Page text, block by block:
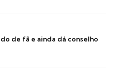
de fã e ainda dá conselho